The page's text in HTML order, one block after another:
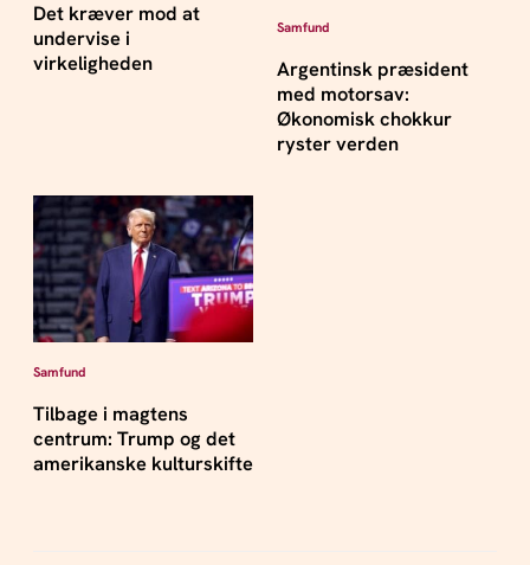
Det kræver mod at
undervise i
virkeligheden
Samfund
Argentinsk præsident
med motorsav:
Økonomisk chokkur
ryster verden
Samfund
Tilbage i magtens
centrum: Trump og det
amerikanske kulturskifte